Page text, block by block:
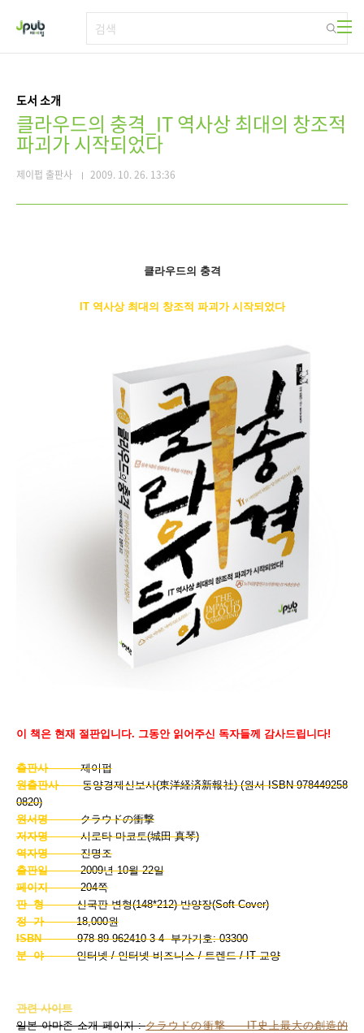
도서 소개
클라우드의 충격_IT 역사상 최대의 창조적
파괴가 시작되었다
제이펍 출판사 2009. 10. 26. 13:36
클라우드의 충격
IT 역사상 최대의 창조적 파괴가 시작되었다
이 책은 현재 절판입니다. 그동안 읽어주신 독자들께 감사드립니다!
출판사
제이펍
원출판사
동양경제신보사(東洋経済新報社) (원서 ISBN 978449258
0820)
원서명
クラウドの衝撃
저자명
시로타 마코토(城田 真琴)
역자명
진명조
출판일
2009년 10월 22일
페이지
204쪽
판 형
신국판 변형(148*212) 반양장(Soft Cover)
정 가
18,000원
ISBN
978-89-962410-3-4 부가기호: 03300
분 야
인터넷 / 인터넷 비즈니스 / 트렌드 / IT 교양
관련 사이트
일본 아마존 소개 페이지 :クラウドの衝撃――IT史上最大の創造的